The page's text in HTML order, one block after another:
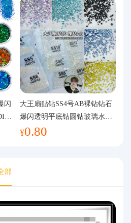
闪
大王扇贴钻SS4号AB裸钻钻石
爆闪透明平底钻圆钻玻璃水钻
美甲钻饰
¥0.80
部